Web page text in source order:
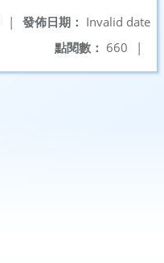
發佈日期： Invalid date
|
點閱數： 660 |